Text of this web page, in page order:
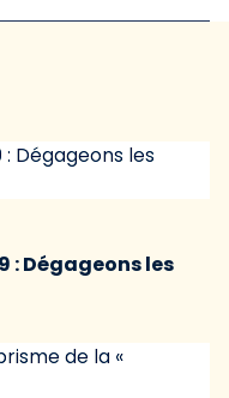
: Dégageons les